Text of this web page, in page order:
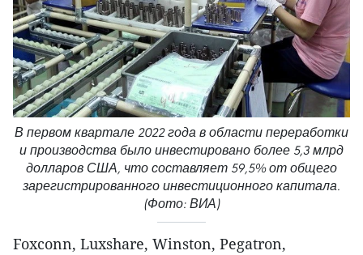
В первом квартале 2022 года в области переработки
и производства было инвестировано более 5,3 млрд
долларов США, что составляет 59,5% от общего
зарегистрированного инвестиционного капитала.
(Фото: ВИА)
Foxconn, Luxshare, Winston, Pegatron,